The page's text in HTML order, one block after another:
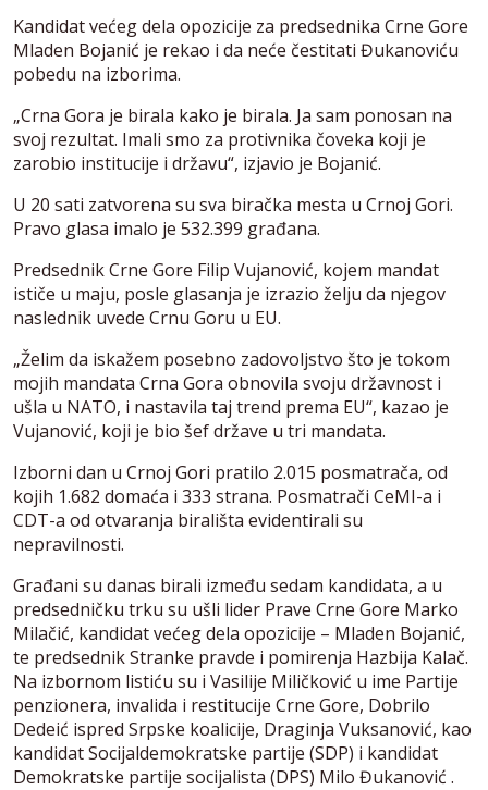
Kandidat većeg dela opozicije za predsednika Crne Gore
Mladen Bojanić je rekao i da neće čestitati Đukanoviću
pobedu na izborima.
„Crna Gora je birala kako je birala. Ja sam ponosan na
svoj rezultat. Imali smo za protivnika čoveka koji je
zarobio institucije i državu“, izjavio je Bojanić.
U 20 sati zatvorena su sva biračka mesta u Crnoj Gori.
Pravo glasa imalo je 532.399 građana.
Predsednik Crne Gore Filip Vujanović, kojem mandat
ističe u maju, posle glasanja je izrazio želju da njegov
naslednik uvede Crnu Goru u EU.
„Želim da iskažem posebno zadovoljstvo što je tokom
mojih mandata Crna Gora obnovila svoju državnost i
ušla u NATO, i nastavila taj trend prema EU“, kazao je
Vujanović, koji je bio šef države u tri mandata.
Izborni dan u Crnoj Gori pratilo 2.015 posmatrača, od
kojih 1.682 domaća i 333 strana. Posmatrači CeMI-a i
CDT-a od otvaranja birališta evidentirali su
nepravilnosti.
Građani su danas birali između sedam kandidata, a u
predsedničku trku su ušli lider Prave Crne Gore Marko
Milačić, kandidat većeg dela opozicije – Mladen Bojanić,
te predsednik Stranke pravde i pomirenja Hazbija Kalač.
Na izbornom listiću su i Vasilije Miličković u ime Partije
penzionera, invalida i restitucije Crne Gore, Dobrilo
Dedeić ispred Srpske koalicije, Draginja Vuksanović, kao
kandidat Socijaldemokratske partije (SDP) i kandidat
Demokratske partije socijalista (DPS) Milo Đukanović .